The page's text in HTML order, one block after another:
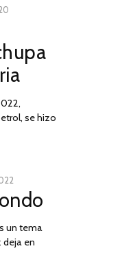
DE
2026
se hizo
DE
DE
2022
un tema
deja en